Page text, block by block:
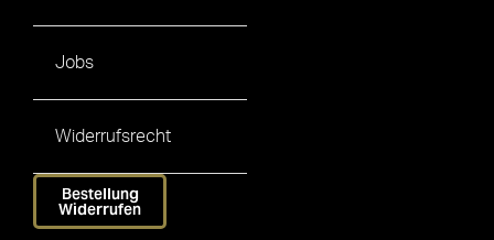
Jobs
Widerrufsrecht
Bestellung
Widerrufen